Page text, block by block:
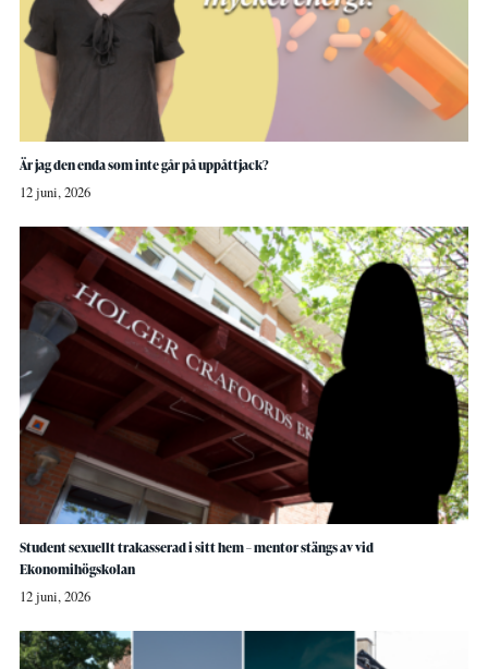
Är jag den enda som inte går på uppåttjack?
12 juni, 2026
Student sexuellt trakasserad i sitt hem – mentor stängs av vid
Ekonomihögskolan
12 juni, 2026